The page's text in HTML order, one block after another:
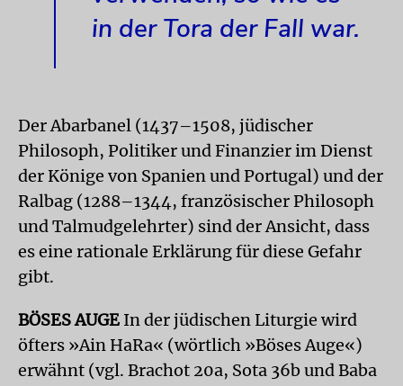
in der Tora der Fall war.
Der Abarbanel (1437–1508, jüdischer
Philosoph, Politiker und Finanzier im Dienst
der Könige von Spanien und Portugal) und der
Ralbag (1288–1344, französischer Philosoph
und Talmudgelehrter) sind der Ansicht, dass
es eine rationale Erklärung für diese Gefahr
gibt.
BÖSES AUGE In der jüdischen Liturgie wird
öfters »Ain HaRa« (wörtlich »Böses Auge«)
erwähnt (vgl. Brachot 20a, Sota 36b und Baba